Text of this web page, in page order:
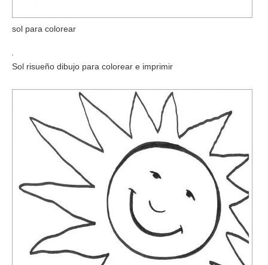
sol para colorear
Sol risueño dibujo para colorear e imprimir